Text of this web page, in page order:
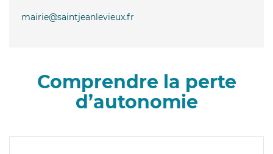
mairie@saintjeanlevieux.fr
Comprendre la perte
d’autonomie